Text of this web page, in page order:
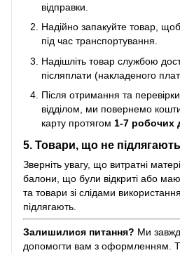
відправки.
Надійно запакуйте товар,
під час транспортування.
Надішліть товар службою
післяплати (накладеного
Після отримання та
відділом, ми повернемо
карту протягом 1-7 робочих
5. Товари, що не
Зверніть увагу, що витратні
балони, що були відкриті або
та товари зі слідами
підлягають.
Залишилися питання? Ми
допомогти вам з оформленням.